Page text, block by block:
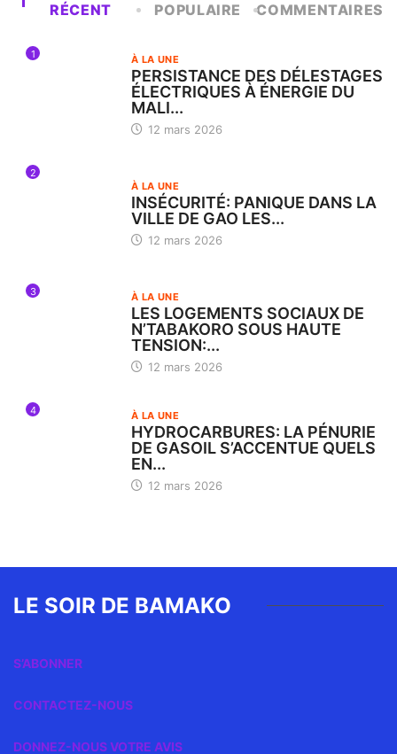
RÉCENT POPULAIRE COMMENTAIRES
1 À LA UNE
PERSISTANCE DES DÉLESTAGES
ÉLECTRIQUES À ÉNERGIE DU
MALI...
12 mars 2026
2
À LA UNE
INSÉCURITÉ: PANIQUE DANS LA
VILLE DE GAO LES...
12 mars 2026
3 À LA UNE
LES LOGEMENTS SOCIAUX DE
N’TABAKORO SOUS HAUTE
TENSION:...
12 mars 2026
4 À LA UNE
HYDROCARBURES: LA PÉNURIE
DE GASOIL S’ACCENTUE QUELS
EN...
12 mars 2026
LE SOIR DE BAMAKO
S’ABONNER
CONTACTEZ-NOUS
DONNEZ-NOUS VOTRE AVIS